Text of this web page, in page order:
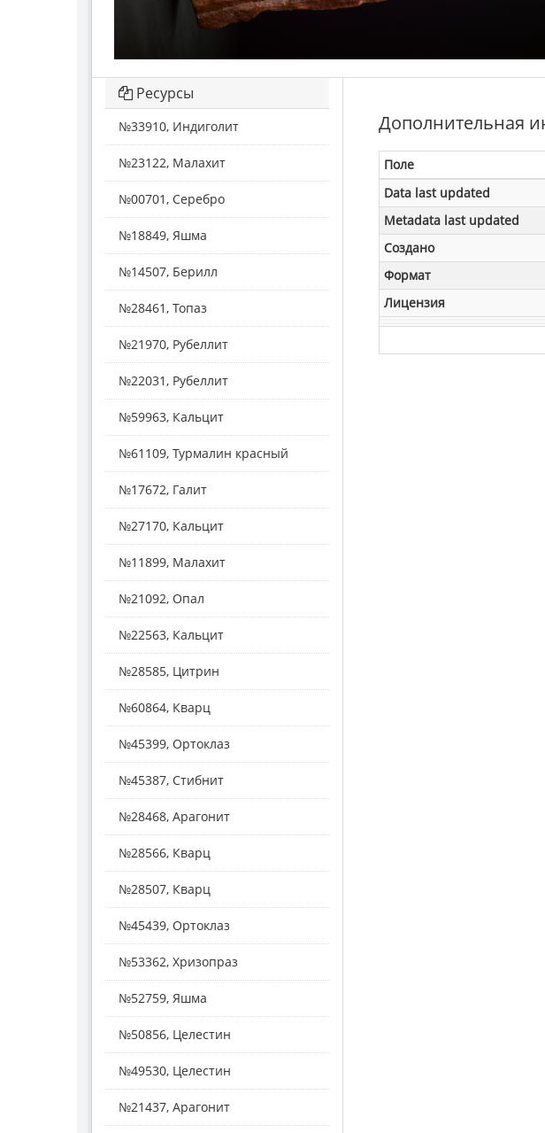
Дополнительная
Поле
Data last updated
Metadata last updated
Создано
Формат
Лицензия
Ресурсы
№33910, Индиголит
№23122, Малахит
№00701, Серебро
№18849, Яшма
№14507, Берилл
№28461, Топаз
№21970, Рубеллит
№22031, Рубеллит
№59963, Кальцит
№61109, Турмалин красный
№17672, Галит
№27170, Кальцит
№11899, Малахит
№21092, Опал
№22563, Кальцит
№28585, Цитрин
№60864, Кварц
№45399, Ортоклаз
№45387, Стибнит
№28468, Арагонит
№28566, Кварц
№28507, Кварц
№45439, Ортоклаз
№53362, Хризопраз
№52759, Яшма
№50856, Целестин
№49530, Целестин
№21437, Арагонит